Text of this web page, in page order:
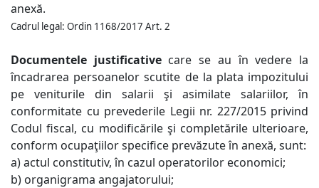
anexă.
Cadrul legal: Ordin 1168/2017 Art. 2
Documentele justificativecare se au în vedere la
încadrarea persoanelor scutite de la plata impozitului
pe veniturile din salarii şi asimilate salariilor, în
conformitate cu prevederile Legii nr. 227/2015 privind
Codul fiscal, cu modificările şi completările ulterioare,
conform ocupaţiilor specifice prevăzute în anexă, sunt:
a) actul constitutiv, în cazul operatorilor economici;
b) organigrama angajatorului;